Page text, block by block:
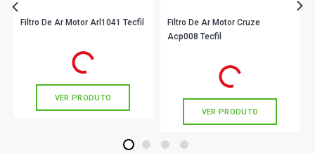
Filtro De Ar Motor Arl1041 Tecfil
em até 2x de
VER PRODUTO
Filtro De Ar Motor Cruze
Acp008 Tecfil
em até 1x de
VER PRODUTO
1 2 3 4